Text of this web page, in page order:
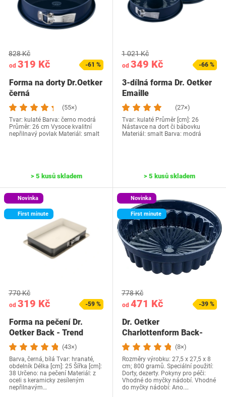
od 319 Kč
828 Kč
-61 %
Forma na dorty Dr.Oetker
černá
(55×)
Tvar: kulaté Barva: černo modrá
Průměr: 26 cm Vysoce kvalitní
nepřilnavý povlak Materiál: smalt
> 5 kusů skladem
od 349 Kč
1 021 Kč
-66 %
3-dílná forma Dr. Oetker
Emaille
(27×)
Tvar: kulaté Průměr [cm]: 26
Nástavce na dort či bábovku
Materiál: smalt Barva: modrá
> 5 kusů skladem
Novinka
First minute
od 319 Kč
770 Kč
-59 %
Forma na pečení Dr.
Oetker Back - Trend
(43×)
Barva, černá, bílá Tvar: hranaté,
obdelník Délka [cm]: 25 Šířka [cm]:
38 Určeno: na pečení Materiál: z
oceli s keramicky zesíleným
nepřilnavým…
Novinka
First minute
od 471 Kč
778 Kč
-39 %
Dr. Oetker
Charlottenform Back-
Liebe Enamel Ø28 cm –…
(8×)
Rozměry výrobku: 27,5 x 27,5 x 8
cm; 800 gramů. Speciální použití:
Dorty, dezerty. Pokyny pro péči:
Vhodné do myčky nádobí. Vhodné
do myčky nádobí: Ano.…